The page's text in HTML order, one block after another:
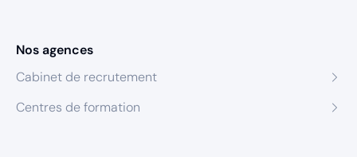
Nos agences
Cabinet de recrutement
Centres de formation